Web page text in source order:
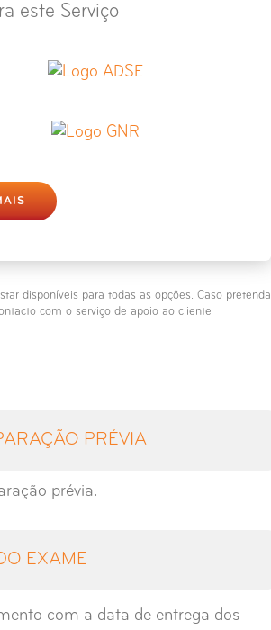
este Serviço
disponíveis para todas as opções. Caso pretenda
com o serviço de apoio ao cliente
PRÉVIA
prévia.
EXAME
com a data de entrega dos